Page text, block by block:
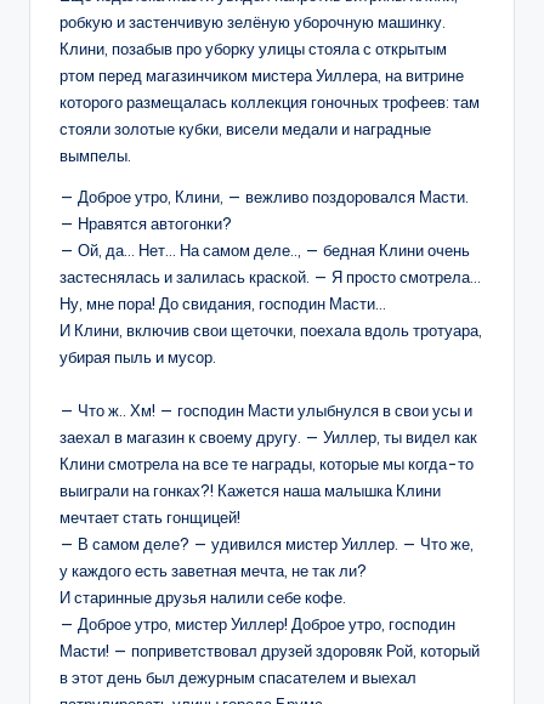
робкую и застенчивую зелёную уборочную машинку.
Клини, позабыв про уборку улицы стояла с открытым
ртом перед магазинчиком мистера Уиллера, на витрине
которого размещалась коллекция гоночных трофеев: там
стояли золотые кубки, висели медали и наградные
вымпелы.
— Доброе утро, Клини, — вежливо поздоровался Масти.
— Нравятся автогонки?
— Ой, да… Нет… На самом деле.., — бедная Клини очень
застеснялась и залилась краской. — Я просто смотрела…
Ну, мне пора! До свидания, господин Масти…
И Клини, включив свои щеточки, поехала вдоль тротуара,
убирая пыль и мусор.
— Что ж.. Хм! — господин Масти улыбнулся в свои усы и
заехал в магазин к своему другу. — Уиллер, ты видел как
Клини смотрела на все те награды, которые мы когда-то
выиграли на гонках?! Кажется наша малышка Клини
мечтает стать гонщицей!
— В самом деле? — удивился мистер Уиллер. — Что же,
у каждого есть заветная мечта, не так ли?
И старинные друзья налили себе кофе.
— Доброе утро, мистер Уиллер! Доброе утро, господин
Масти! — поприветствовал друзей здоровяк Рой, который
в этот день был дежурным спасателем и выехал